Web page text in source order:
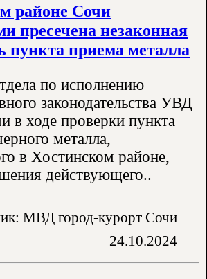
районе Сочи
пресечена незаконная
пункта приема металла
по исполнению
законодательства УВД
в ходе проверки пункта
металла,
в Хостинском районе,
действующего..
МВД город-курорт Сочи
24.10.2024